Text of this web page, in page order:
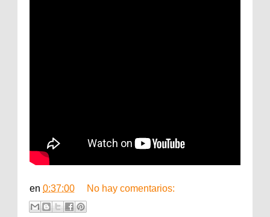
en 0:37:00 No hay comentarios: